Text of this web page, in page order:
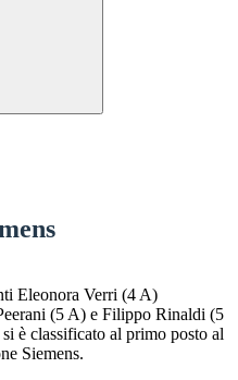
Eleonora Verri (4 A)
(5 A) e Filippo Rinaldi (5
è classificato al primo posto al
Siemens.